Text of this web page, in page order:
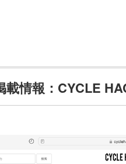
載情報：CYCLE